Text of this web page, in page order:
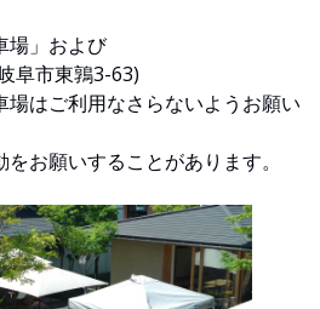
場」および
阜市東鶉3-63)
はご利用なさらないようお願い
お願いすることがあります。